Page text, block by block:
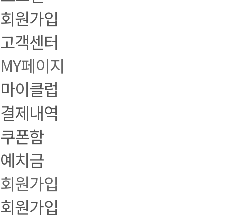
회원가입
고객센터
MY페이지
마이클럽
결제내역
쿠폰함
예치금
회원가입
회원가입